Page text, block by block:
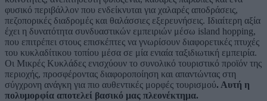
φυσικό περιβάλλον που ενδείκνυται για χαλαρές αποδράσεις,
πεζοπορικές διαδρομές και θαλάσσιες εξερευνήσεις. Ιδιαίτερη αξία
έχει η δυνατότητα συνδυαστικών εμπειριών μέσω island hopping,
που επιτρέπει στους επισκέπτες να γνωρίσουν διαφορετικές πτυχές
του κυκλαδίτικου τοπίου μέσα σε μία ενιαία ταξιδιωτική εμπειρία.
Οι Μικρές Κυκλάδες ενισχύουν το συνολικό τουριστικό προϊόν της
περιοχής, προσφέροντας διαφοροποίηση και απαντώντας στη
σύγχρονη ανάγκη για πιο αυθεντικές μορφές τουρισμού. Αυτή η
πολυμορφία αποτελεί βασικό μας πλεονέκτημα.